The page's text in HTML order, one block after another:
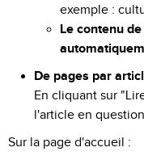
exemple :
Le contenu
De pages par
En cliquant sur
l'article en
Sur la page d'accueil :